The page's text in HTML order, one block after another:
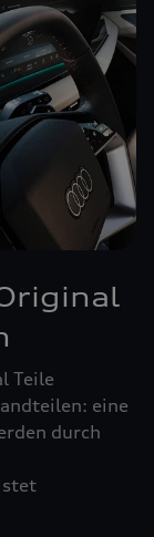
Teile
eine
durch